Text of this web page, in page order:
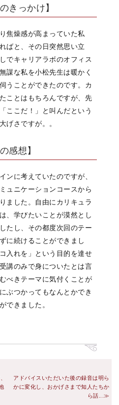
きっかけ】
焦燥感が高まっていた私
ばと、その日突然思い立
でキャリアラボのオフィス
謀な私を小松先生は暖かく
うことができたのです。カ
ことはもちろんですが、先
ここだ！」と叫んだという
げさですが。。
感想】
ンに考えていたのですが、
ュニケーションコースから
ました。自由にカリキュラ
、学びたいことが漠然とし
たし、その都度次回のテー
に続けることができまし
入れを」という目的を達せ
講のみで身についたとは言
べきテーマに気付くことが
ぶつかってもなんとかでき
できました。
アドバイスいただいた後の録音は明ら
かに変化し、おかげさまで知人たちか
ら話...